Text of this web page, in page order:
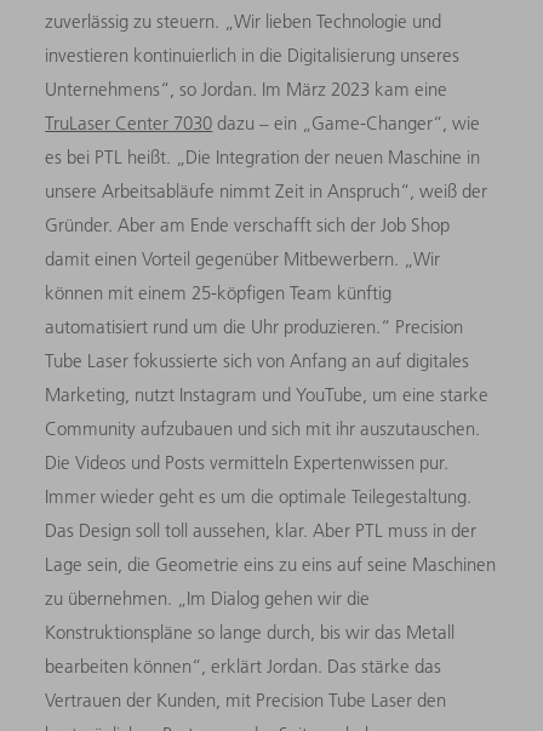
zuverlässig zu steuern. „Wir lieben Technologie und
investieren kontinuierlich in die Digitalisierung unseres
Unternehmens“, so Jordan. Im März 2023 kam eine
TruLaser Center 7030 dazu – ein „Game-Changer“, wie
es bei PTL heißt. „Die Integration der neuen Maschine in
unsere Arbeitsabläufe nimmt Zeit in Anspruch“, weiß der
Gründer. Aber am Ende verschafft sich der Job Shop
damit einen Vorteil gegenüber Mitbewerbern. „Wir
können mit einem 25-köpfigen Team künftig
automatisiert rund um die Uhr produzieren.“ Precision
Tube Laser fokussierte sich von Anfang an auf digitales
Marketing, nutzt Instagram und YouTube, um eine starke
Community aufzubauen und sich mit ihr auszutauschen.
Die Videos und Posts vermitteln Expertenwissen pur.
Immer wieder geht es um die optimale Teilegestaltung.
Das Design soll toll aussehen, klar. Aber PTL muss in der
Lage sein, die Geometrie eins zu eins auf seine Maschinen
zu übernehmen. „Im Dialog gehen wir die
Konstruktionspläne so lange durch, bis wir das Metall
bearbeiten können“, erklärt Jordan. Das stärke das
Vertrauen der Kunden, mit Precision Tube Laser den